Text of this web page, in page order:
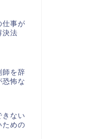
仕事が
決法
師を辞
恐怖な
きない
ための